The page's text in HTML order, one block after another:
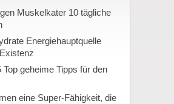
Muskelkater 10 tägliche
Energiehauptquelle
Top geheime Tipps für den
eine Super-Fähigkeit, die